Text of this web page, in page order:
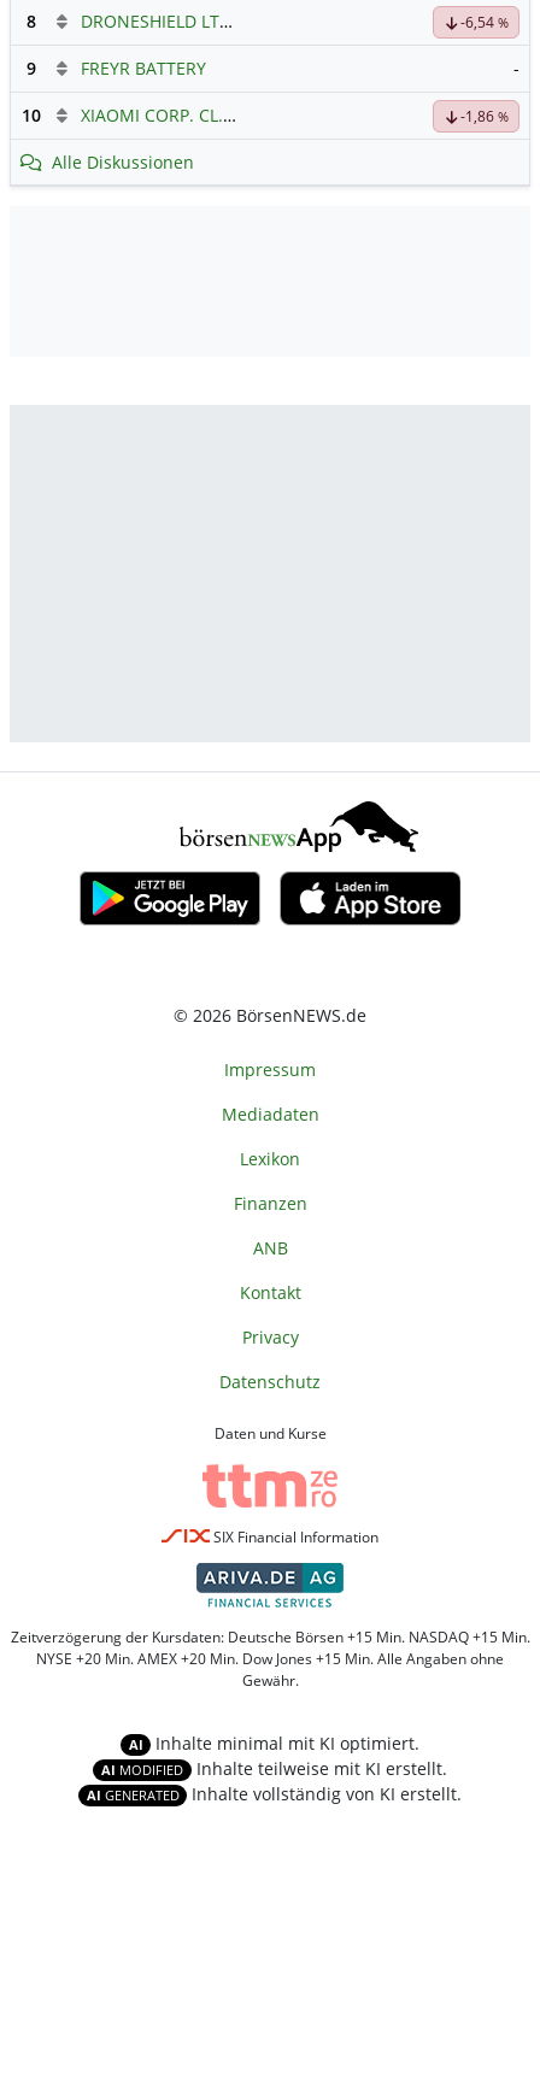
8 DRONESHIELD LTD -6,54 %
9 FREYR BATTERY -
10 XIAOMI CORP. CL.B -1,86 %
Alle Diskussionen
© 2026 BörsenNEWS.de
Impressum
Mediadaten
Lexikon
Finanzen
ANB
Kontakt
Privacy
Datenschutz
Daten und Kurse
SIX Financial Information
Zeitverzögerung der Kursdaten: Deutsche Börsen +15 Min. NASDAQ +15 Min.
NYSE +20 Min. AMEX +20 Min. Dow Jones +15 Min. Alle Angaben ohne
Gewähr.
AI Inhalte minimal mit KI optimiert.
AI MODIFIED Inhalte teilweise mit KI erstellt.
AI GENERATED Inhalte vollständig von KI erstellt.